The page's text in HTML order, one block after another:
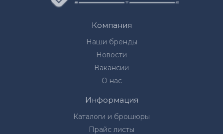
Компания
Наши бренды
Новости
Вакансии
О нас
Информация
Каталоги и брошюры
Прайс листы